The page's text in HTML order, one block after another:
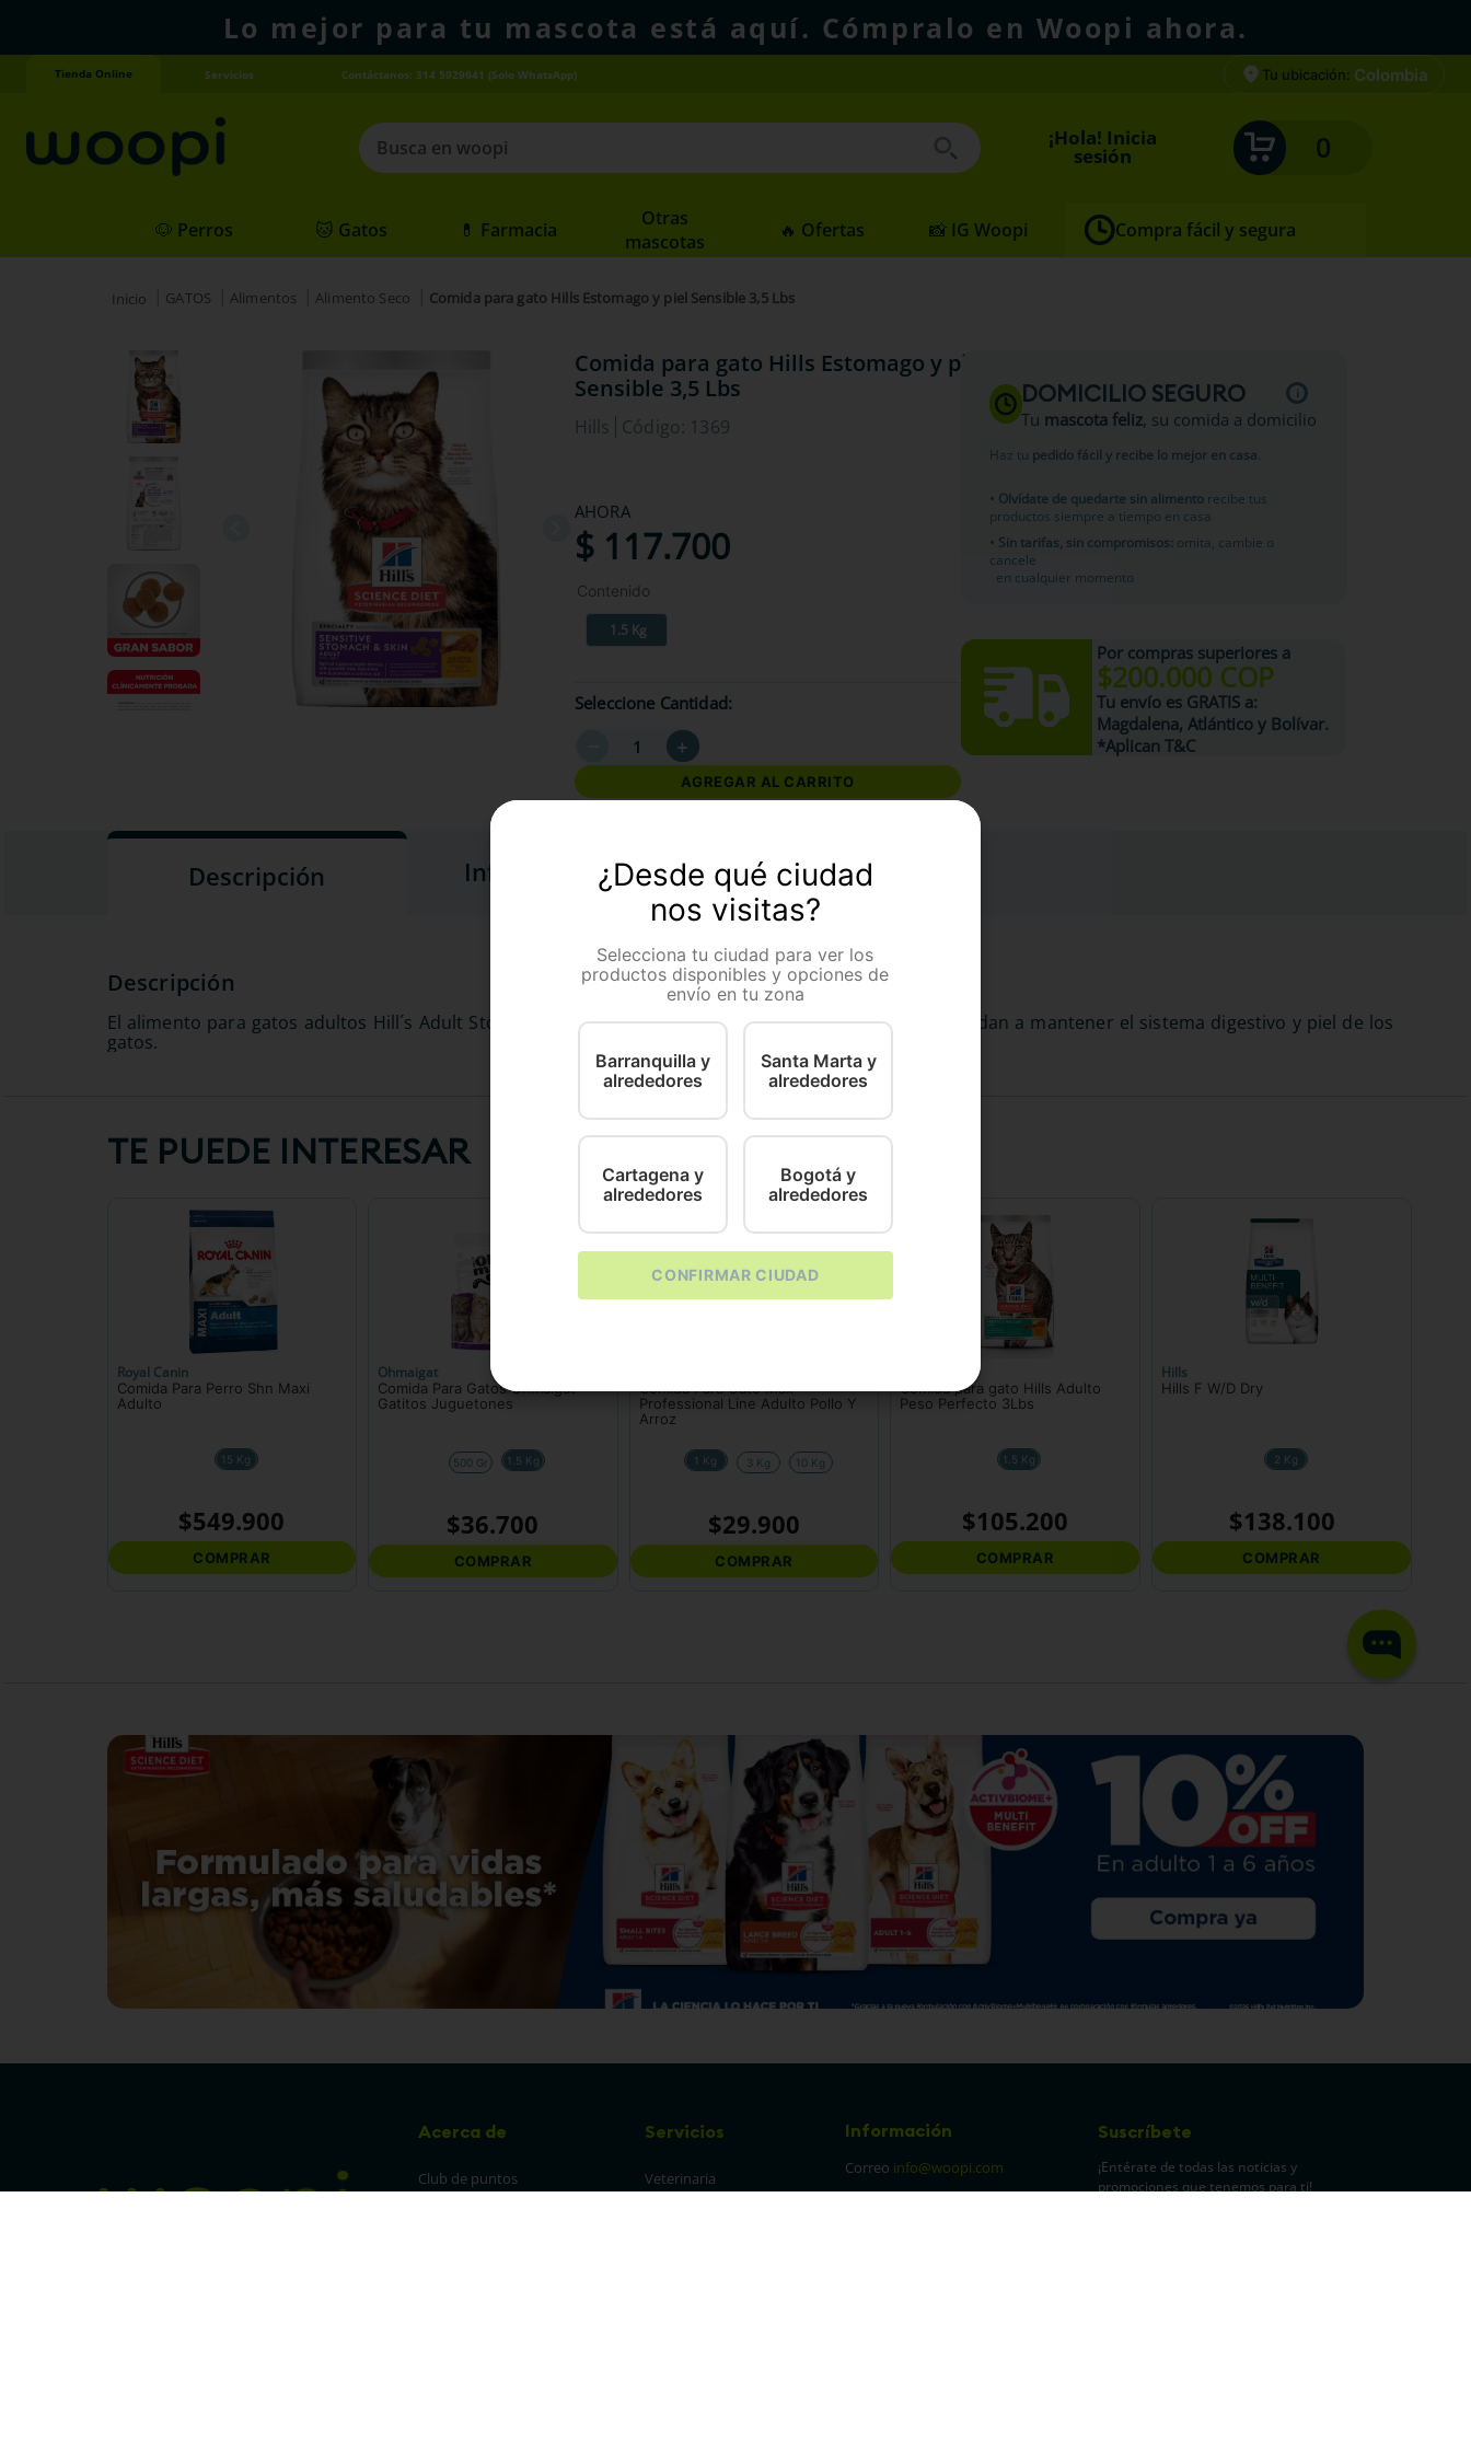
Lo mejor para tu mascota está aquí. Cómpralo en Woopi ahora.
Tienda Online Servicios Contáctanos: 314 5929641 (Solo WhatsApp) Tu ubicación: Colombia
Busca en woopi
1
agility gold
¡Hola! Inicia
sesión 0
🐶 Perros 🐱 Gatos 💊 Farmacia
Otras
mascotas
🔥 Ofertas 📸 IG Woopi Compra fácil y segura
GATOS Alimentos Alimento Seco Comida para gato Hills Estomago y piel Sensible 3,5 Lbs
Comida para gato Hills Estomago y piel
Sensible 3,5 Lbs
Hills Código: 1369
AHORA
$ 117.700
Contenido
1.5 Kg
Seleccione Cantidad
＋
AGREGAR AL CARRITO
DOMICILIO SEGURO
Tu mascota feliz, su comida a domicilio
Haz tu pedido fácil y recibe lo mejor en casa
• Olvídate de quedarte sin alimentorecibe tus
productos siempre a tiempo en casa
• Sin tarifas, sin compromisos: omita, cambie o
cancele
en cualquier momento
Por compras superiores a
$200.000 COP
Tu envío es GRATISa:
Magdalena, Atlántico y Bolívar.
*Aplican T&C
Descripción Información Adicional
El alimento para gatos adultos Hill´s Adult Stomach & Skin contiene una mezcla de nutrientes que ayudan a mantener el sistema digestivo y piel de los
gatos.
TE PUEDE INTERESAR
Royal Canin
Comida Para Perro Shn Maxi
Adulto
15 Kg
$549.900
COMPRAR
Ohmaigat
Comida Para Gatos Ohmaigat
Gatitos Juguetones
500 Gr 1.5 Kg
$36.700
COMPRAR
Comida Para Gato Max
Professional Line Adulto Pollo Y
Arroz
1 Kg 3 Kg 10 Kg
$29.900
COMPRAR
Comida para gato Hills Adulto
Peso Perfecto 3Lbs
1.5 Kg
$105.200
COMPRAR
Hills
Hills F W/D Dry
2 Kg
$138.100
COMPRAR
Acerca de
Club de puntos
Servicios
Veterinaria
Información
Correo info@woopi.com
Suscríbete
¡Entérate de todas las noticias y
promociones que tenemos para ti!
¿Desde qué ciudad
nos visitas?
Selecciona tu ciudad para ver los
productos disponibles y opciones de
envío en tu zona
Barranquilla y
alrededores
Santa Marta y
alrededores
Cartagena y
alrededores
Bogotá y
alrededores
CONFIRMAR CIUDAD